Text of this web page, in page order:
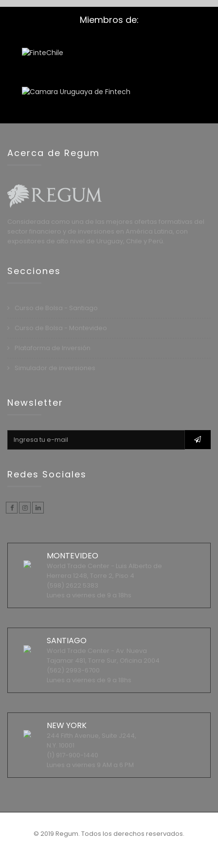
Miembros de:
Acerca de Regum
Considerada como una de las mejores ofertas formativas del
sector financiero y de inversiones en América Latina, con
expositores de alto nivel de Uruguay, Chile y Perú.
Secciones
Curso de Bolsa - Santiago
Curso de Bolsa - Montevideo
Plataforma de Inversión
Simulador de inversiones
Newsletter
Redes Sociales
MONTEVIDEO
World Trade Center - Luis Alberto de
Herrera 1248, Torre 2, Piso 4
(598) 2622 5383
Lunes a viernes de 9 a 18hs
SANTIAGO
World Trade Center - Av. Nueva
Tajamar 481, Torre Sur, Oficina 2004
(562) 2993-6700
Lunes a viernes de 9 a 18hs
NEW YORK
244 Fifth Avenue, Suite J244,
N.Y. 10001
(1) 917-900-1440
Lunes a viernes 9 AM a 6 PM
© 2019 Regum. Todos los derechos reservados.